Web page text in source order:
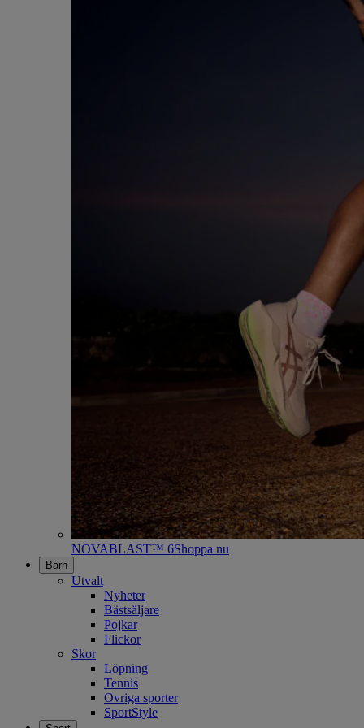
NOVABLAST™ 6Shoppa nu
Barn
Utvalt
Nyheter
Bästsäljare
Pojkar
Flickor
Skor
Löpning
Tennis
Ovriga sporter
SportStyle